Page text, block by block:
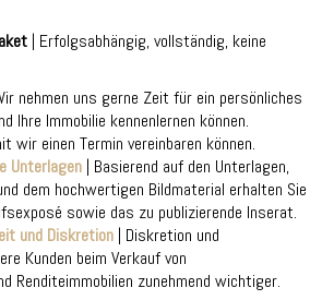
| Erfolgsabhängig, vollständig, keine
nehmen uns gerne Zeit für ein persönliches
Ihre Immobilie kennenlernen können.
wir einen Termin vereinbaren können.
Unterlagen | Basierend auf den Unterlagen,
dem hochwertigen Bildmaterial erhalten Sie
sowie das zu publizierende Inserat.
und Diskretion | Diskretion und
Kunden beim Verkauf von
Renditeimmobilien zunehmend wichtiger.